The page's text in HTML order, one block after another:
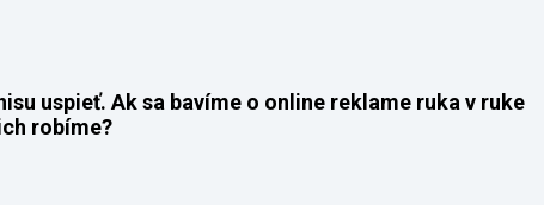
uspieť. Ak sa bavíme o online reklame ruka v ruke
robíme?